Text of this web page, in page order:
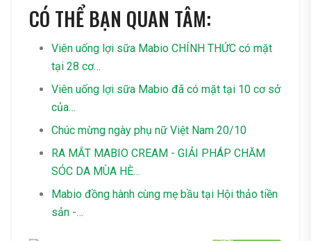
CÓ THỂ BẠN QUAN TÂM:
Viên uống lợi sữa Mabio CHÍNH THỨC có mặt
tại 28 cơ…
Viên uống lợi sữa Mabio đã có mặt tại 10 cơ sở
của…
Chúc mừng ngày phụ nữ Việt Nam 20/10
RA MẮT MABIO CREAM - GIẢI PHÁP CHĂM
SÓC DA MÙA HÈ…
Mabio đồng hành cùng mẹ bầu tại Hội thảo tiền
sản -…